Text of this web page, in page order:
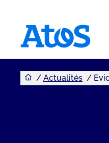
Vous êtes
Actualités